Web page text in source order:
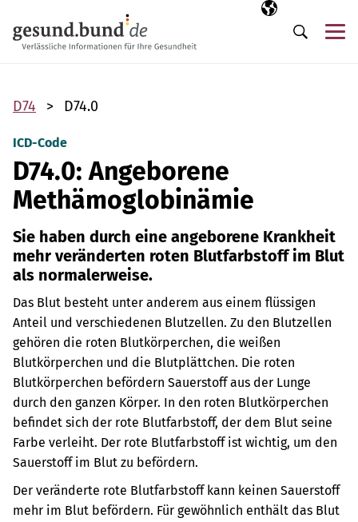
Ausgewählte
DE
Suche
D74 D74.0
ICD-Code
D74.0: Angeborene
Methämoglobinämie
Sie haben durch eine angeborene Krankheit
mehr veränderten roten Blutfarbstoff im Blut
als normalerweise.
Das Blut besteht unter anderem aus einem flüssigen
Anteil und verschiedenen Blutzellen. Zu den Blutzellen
gehören die roten Blutkörperchen, die weißen
Blutkörperchen und die Blutplättchen. Die roten
Blutkörperchen befördern Sauerstoff aus der Lunge
durch den ganzen Körper. In den roten Blutkörperchen
befindet sich der rote Blutfarbstoff, der dem Blut seine
Farbe verleiht. Der rote Blutfarbstoff ist wichtig, um den
Sauerstoff im Blut zu befördern.
Der veränderte rote Blutfarbstoff kann keinen Sauerstoff
mehr im Blut befördern. Für gewöhnlich enthält das Blut